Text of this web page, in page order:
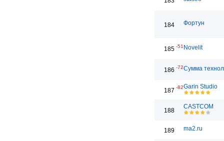
184 Фортун
185 -51 Novelit
186 -72Сумма
187 -82Garin Studio
188
CASTCOM
189 ma2.ru